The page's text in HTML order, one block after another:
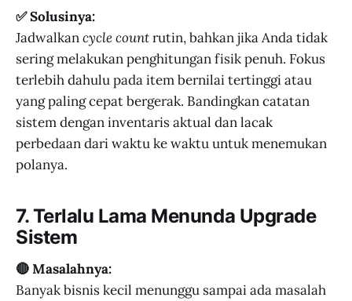
✅ Solusinya:
Jadwalkancycle countrutin, bahkan jika Anda tidak
sering melakukan penghitungan fisik penuh. Fokus
terlebih dahulu pada item bernilai tertinggi atau
yang paling cepat bergerak. Bandingkan catatan
sistem dengan inventaris aktual dan lacak
perbedaan dari waktu ke waktu untuk menemukan
polanya.
7. Terlalu Lama Menunda Upgrade
Sistem
🔴 Masalahnya:
Banyak bisnis kecil menunggu sampai ada masalah